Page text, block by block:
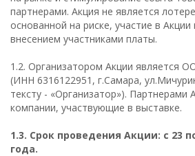
партнерами. Акция не является
основанной на риске, участие в Акции
внесением участниками платы.
1.2. Организатором Акции является
(ИНН 6316122951, г.Самара,
тексту - «Организатор»). Партнерами
компании, участвующие в выставке.
1.3. Срок проведения Акции: с 23
года.